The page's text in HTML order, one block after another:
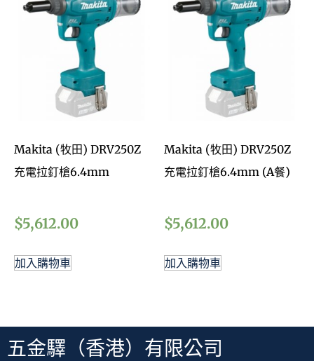
Makita (牧田) DRV250Z
充電拉釘槍6.4mm
$5,612.00
加入購物車
Makita (牧田) DRV250Z
充電拉釘槍6.4mm (A餐)
$5,612.00
加入購物車
五金驛（香港）有限公司